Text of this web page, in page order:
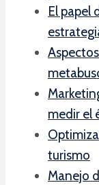
El papel
medir el
turismo
Manejo